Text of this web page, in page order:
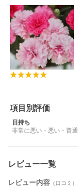
項目別評価
日持ち
非常に悪い ・ 悪い ・ 普通
レビュー一覧
レビュー内容 （口コミ）